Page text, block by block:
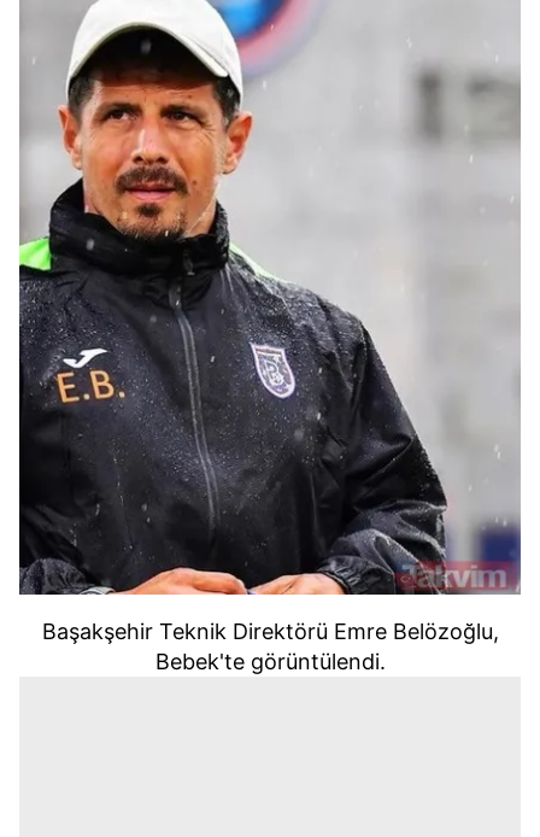
Başakşehir Teknik Direktörü Emre Belözoğlu,
Bebek'te görüntülendi.